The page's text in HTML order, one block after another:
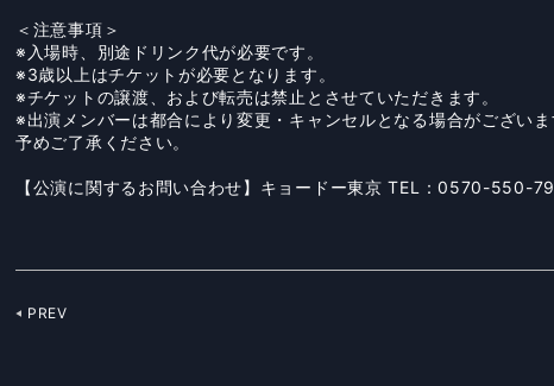
＜注意事項＞
※入場時、別途ドリンク代が必要です。
※3歳以上はチケットが必要となります。
※チケットの譲渡、および転売は禁止とさせていただきます。
※出演メンバーは都合により変更・キャンセルとなる場合がござい
予めご了承ください。
【公演に関するお問い合わせ】キョードー東京 TEL：0570-550-
PREV